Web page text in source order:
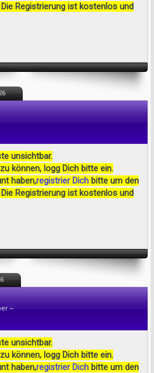
Registrierung ist kostenlos und
unsichtbar.
können, logg Dich bitte ein.
haben,registrier Dich bitte um den
Registrierung ist kostenlos und
~
unsichtbar.
können, logg Dich bitte ein.
haben,registrier Dich bitte um den